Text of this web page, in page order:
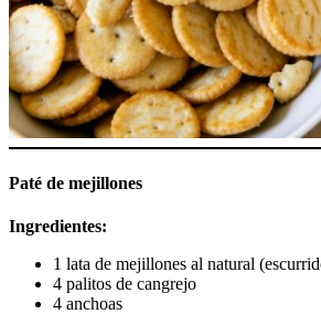
Paté de mejillones
Ingredientes:
1 lata de mejillones al natural
4 palitos de cangrejo
4 anchoas